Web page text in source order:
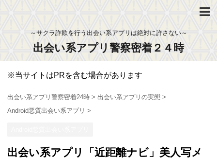
～サクラ詐欺を行う出会い系アプリは絶対に許さない～
出会い系アプリ警察密着２４時
※当サイトはPRを含む場合があります
出会い系アプリ警察密着24時 > 出会い系アプリの実態 >
Android悪質出会い系アプリ >
出会い系アプリ「近距離ナビ」美人写メ